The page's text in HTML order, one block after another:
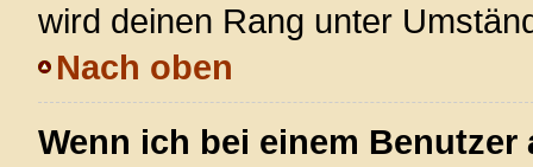
wird deinen Rang unter
Nach oben
Wenn ich bei einem